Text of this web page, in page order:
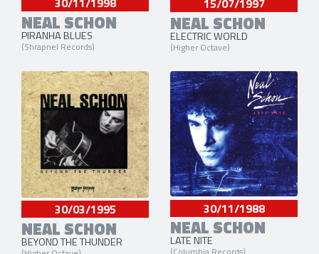
NEAL SCHON
PIRANHA BLUES
(Shrapnel Records)
15/07/1997
NEAL SCHON
ELECTRIC WORLD
(Higher Octave)
30/03/1995
NEAL SCHON
BEYOND THE THUNDER
30/11/1988
NEAL SCHON
LATE NITE